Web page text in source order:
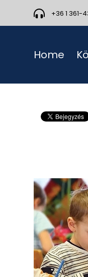
+36 1 361-
Home